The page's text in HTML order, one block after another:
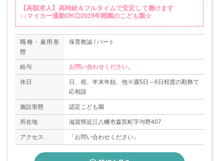
【高額求人】高時給＆フルタイムで安定して働けます
♪♪マイカー通勤OK◎2019年開園のこども園☆
職種・雇用形
態
保育教諭 / パート
給与 お問い合わせください。
休日
日、祝、年末年始、他※週5日～6日程度の勤務で
応相談
施設形態 認定こども園
所在地 滋賀県近江八幡市森尻町字与野407
アクセス 「お問い合わせください」